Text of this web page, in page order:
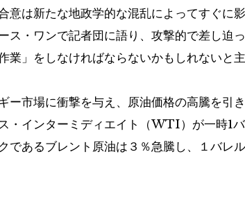
意は新たな地政学的な混乱によってすぐに
ス・ワンで記者団に語り、攻撃的で差し迫
」をしなければならないかもしれないと主
ー市場に衝撃を与え、原油価格の高騰を引
・インターミディエイト（WTI）が一時1
であるブレント原油は３％急騰し、１バレ